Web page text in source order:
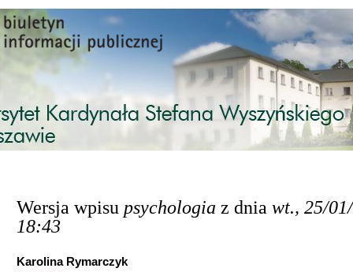
Przejdź do treści
Wersja wpisu psychologia z dnia wt., 25/
18:43
Karolina Rymarczyk